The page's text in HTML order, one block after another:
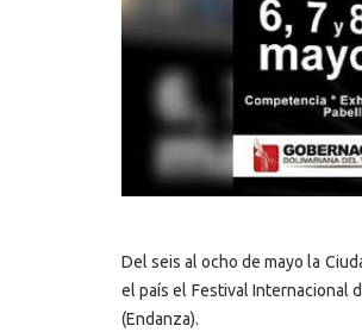
Del seis al ocho de mayo la
el país el Festival Internacional
(Endanza).